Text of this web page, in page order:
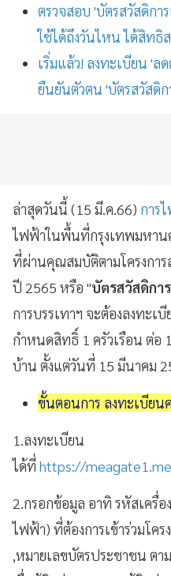
ตรวจสอบ 'บัตรสวัสดิการ
ใช้ได้ถึงวันไหน ได้สิทธิส
เริ่มแล้ว! ลงทะเบียน 'ล
ยืนยันตัวตน 'บัตรสวัสดิก
ล่าสุดวันนี้ (15 มี.ค.66) การ
ไฟฟ้าในพื้นที่กรุงเทพมหาน
ที่ผ่านคุณสมบัติตามโครงการ
ปี 2565 หรือ "บัตรสวัสดิกา
การบรรเทาฯ จะต้องลงทะ
กำหนดสิทธิ์ 1 ครัวเรือน ต่อ
บ้าน ตั้งแต่วันที่ 15 มีนาคม
ขั้นตอนการ ลงทะเบียน
1.ลงทะเบียน
ได้ที่ https://
2.กรอกข้อมูล อาทิ รหัสเครื่
ไฟฟ้า) ที่ต้องการเข้าร่วมโ
,หมายเลขบัตรประชาชน ต